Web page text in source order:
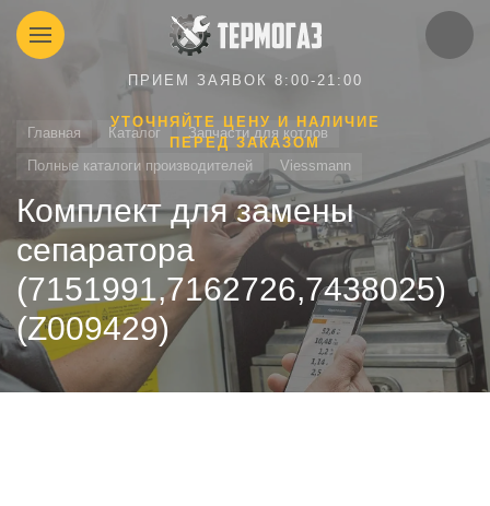
ПРИЕМ ЗАЯВОК 8:00-21:00
УТОЧНЯЙТЕ ЦЕНУ И НАЛИЧИЕ
ПЕРЕД ЗАКАЗОМ
Главная Каталог
Запчасти для котлов
Полные каталоги производителей
Viessmann
Комплект для замены
сепаратора
(7151991,7162726,7438025)
(Z009429)